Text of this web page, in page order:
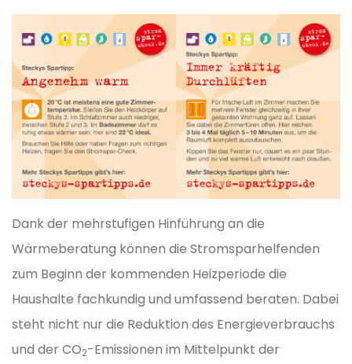
Dank der mehrstufigen Hinführung an die
Wärmeberatung können die Stromsparhelfenden
zum Beginn der kommenden Heizperiode die
Haushalte fachkundig und umfassend beraten. Dabei
steht nicht nur die Reduktion des Energieverbrauchs
und der CO2-Emissionen im Mittelpunkt der